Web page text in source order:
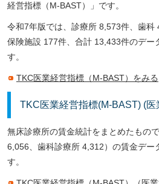
経営指標（M-BAST）」です。
令和7年版では、診療所 8,573件、歯
保険施設 177件、合計 13,433件のデー
す。
TKC医業経営指標（M-BAST）をみる
TKC医業経営指標(M-BAST) (医
無床診療所の賃金統計をまとめたもの
6,056、歯科診療所 4,312）の賃金デー
す。